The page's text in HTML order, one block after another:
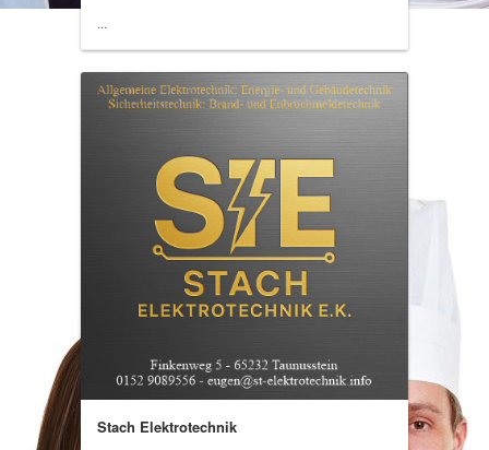
...
Stach Elektrotechnik